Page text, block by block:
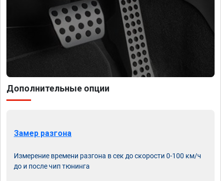
Дополнительные опции
Замер разгона
Измерение времени разгона в сек до скорости 0-100 км/ч
до и после чип тюнинга